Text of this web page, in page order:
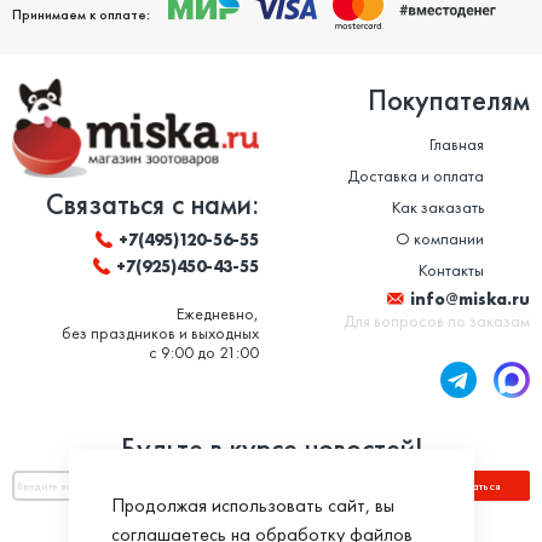
Принимаем к оплате:
Связаться с нами:
+7(495)120-56-55
+7(925)450-43-55
Ежедневно,
без праздников и выходных
с 9:00 до 21:00
Покупателям
Главная
Доставка и оплата
Как заказать
О компании
Контакты
info@miska.ru
Для вопросов по заказам
Будьте в курсе новостей!
Подписаться
Продолжая использовать сайт, вы
соглашаетесь на обработку файлов